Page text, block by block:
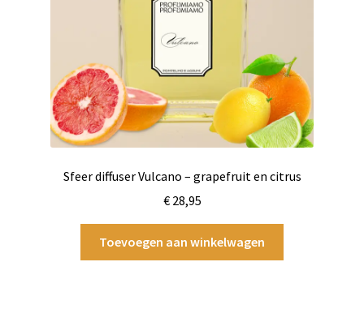
Sfeer diffuser Vulcano – grapefruit en citrus
€28,95
Toevoegen aan winkelwagen